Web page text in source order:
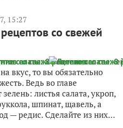
15:27
со свежей
вкус, то вы обязательно
Ведь во главе
листья салата, укроп,
шпинат, щавель, а
— редис. Сделайте из них...